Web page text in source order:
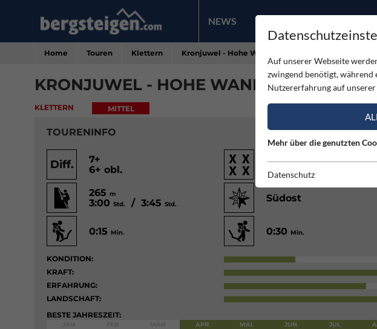
NEWS PRODUKTE
Home Touren Klettern Kronjuwel - Hohe Wand
KRONJUWEL - HOHE WAND
KLETTERN MITTEL
TOURENINFO
Diff.
7+
6+ obl.
Sehr gut
265m
3:00Std. / 3:45Std.
Südost
0:15 Min. 0:30 Min.
KONDITION:
KRAFT:
ERFAHRUNG:
LANDSCHAFT:
BESTE JAHRESZEIT:
APR MAI JUN JUL
Auf unserer Webseite
zwingend benötigt, während
Nutzererfahrung auf
Mehr über die genutzten
Datenschutz